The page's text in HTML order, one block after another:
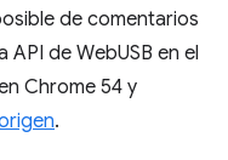
de comentarios
de WebUSB en el
Chrome 54 y
.